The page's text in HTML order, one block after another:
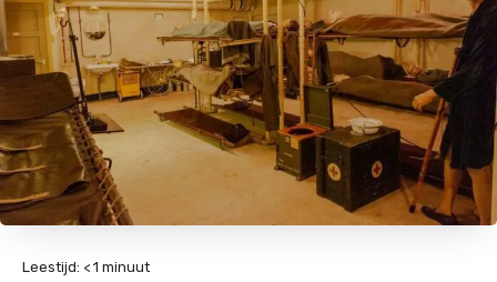
Leestijd: < 1 minuut